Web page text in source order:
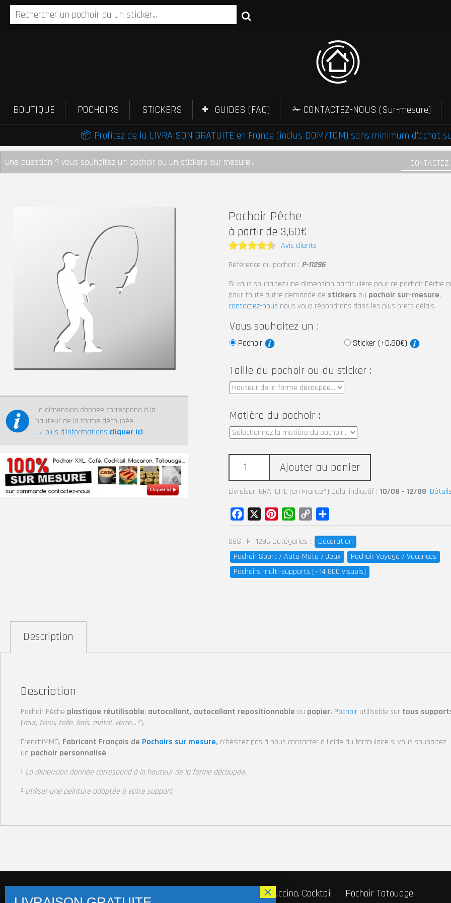
BOUTIQUE POCHOIRS STICKERS GUIDES (FAQ)
✁ CONTACTEZ-NOUS (Sur-mesure)
📦 Profitez de la LIVRAISON GRATUITE en France (inclus DOM/TOM) sans minimum d'achat
Une question ? vous souhaitez un pochoir ou un stickers sur mesure...
La dimension donnée correspond à la
hauteur de la forme découpée.
→ plus d’informations cliquer ici
Pochoir Pêche
à partir de 3,60€
Note 4.5
Avis clients
Référence du pochoir : P-11296
Si vous souhaitez une dimension particulière pour ce pochoir Pêche
pour toute autre demande de stickers ou pochoir sur-mesure,
contactez-nous nous vous répondrons dans les plus brefs délais.
Vous souhaitez un :
Pochoir Sticker (+0,80€)
Taille du pochoir ou du sticker :
Matière du pochoir :
Ajouter au panier
Livraison GRATUITE (en France*) Délai indicatif : 10/08 - 12/08.
UGS : P-11296 Catégories :
Décoration
Pochoir Sport / Auto-Moto / Jeux
Pochoir Voyage / Vacances
Pochoirs multi-supports (+14 800 visuels)
Facebook PinterestWhatsApp
Copy
Link
Description
Description
Pochoir Pêche plastique réutilisable, autocollant, autocollant repositionnable ou papier. Pochoir utilisable sur tous
(mur, tissu, toile, bois, métal, verre… ²).
FrenchIMMO, Fabricant Français de Pochoirs sur mesure, n’hésitez pas à nous contacter à l’aide du formulaire si vous souhaitez
un pochoir personnalisé.
¹ La dimension donnée correspond à la hauteurde la forme découpée.
² Utiliser une peinture adaptée à votre support.
Pochoir Café, Cappuccino, Cocktail
Pochoir Tatouage